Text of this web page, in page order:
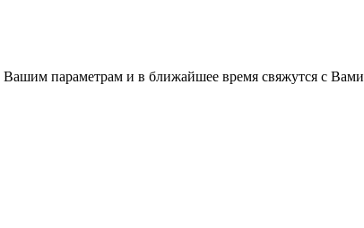
параметрам и в ближайшее время свяжутся с Вами